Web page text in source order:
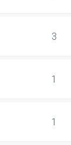
3
1
1